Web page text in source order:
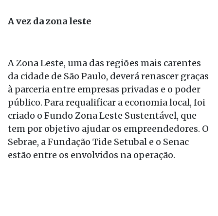
A vez da zona leste
A Zona Leste, uma das regiões mais carentes
da cidade de São Paulo, deverá renascer graças
à parceria entre empresas privadas e o poder
público. Para requalificar a economia local, foi
criado o Fundo Zona Leste Sustentável, que
tem por objetivo ajudar os empreendedores. O
Sebrae, a Fundação Tide Setubal e o Senac
estão entre os envolvidos na operação.